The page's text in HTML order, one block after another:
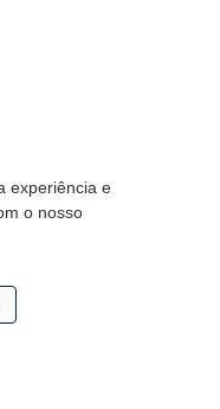
experiência e
o nosso